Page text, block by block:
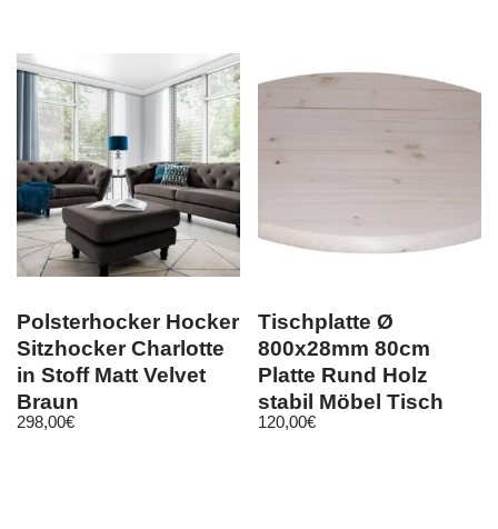
Polsterhocker Hocker
Sitzhocker Charlotte
in Stoff Matt Velvet
Braun
298,00€
Tischplatte Ø
800x28mm 80cm
Platte Rund Holz
stabil Möbel Tisch
Holzplatte Faß
120,00€